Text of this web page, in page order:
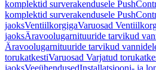
komplektid surverakendusele
komplektid surverakendusele
jaoksVentiilkorgigaVaruosad
jaoksÄravoolugarnituuride tarvikud
Äravoolugarnituuride tarvikud
torukatkestiVaruosad Varjatud
jaoksVeeühendusedInstallatsiooni- ja